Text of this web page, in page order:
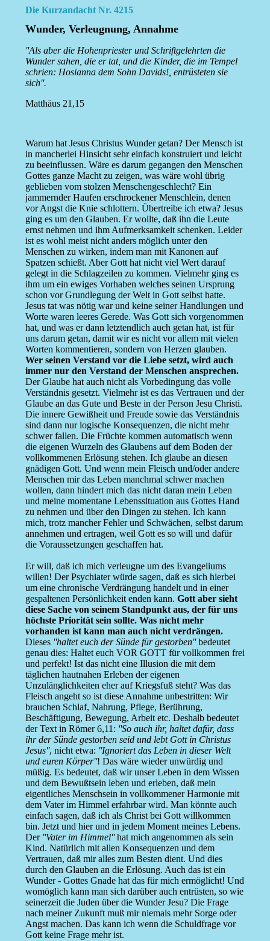
Die Kurzandacht Nr. 4215
Wunder, Verleugnung, Annahme
''Als aber die Hohenpriester und Schriftgelehrten die
Wunder sahen, die er tat, und die Kinder, die im Tempel
schrien: Hosianna dem Sohn Davids!, entrüsteten sie
sich''.
Matthäus 21,15
Warum hat Jesus Christus Wunder getan? Der Mensch ist
in mancherlei Hinsicht sehr einfach konstruiert und leicht
zu beeinflussen. Wäre es darum gegangen den Menschen
Gottes ganze Macht zu zeigen, was wäre wohl übrig
geblieben vom stolzen Menschengeschlecht? Ein
jammernder Haufen erschrockener Menschlein, denen
vor Angst die Knie schlottern. Übertreibe ich etwa? Jesus
ging es um den Glauben. Er wollte, daß ihn die Leute
ernst nehmen und ihm Aufmerksamkeit schenken. Leider
ist es wohl meist nicht anders möglich unter den
Menschen zu wirken, indem man mit Kanonen auf
Spatzen schießt. Aber Gott hat nicht viel Wert darauf
gelegt in die Schlagzeilen zu kommen. Vielmehr ging es
ihm um ein ewiges Vorhaben welches seinen Ursprung
schon vor Grundlegung der Welt in Gott selbst hatte.
Jesus tat was nötig war und keine seiner Handlungen und
Worte waren leeres Gerede. Was Gott sich vorgenommen
hat, und was er dann letztendlich auch getan hat, ist für
uns darum getan, damit wir es nicht vor allem mit vielen
Worten kommentieren, sondern von Herzen glauben.
Wer seinen Verstand vor die Liebe setzt, wird auch
immer nur den Verstand der Menschen ansprechen.
Der Glaube hat auch nicht als Vorbedingung das volle
Verständnis gesetzt. Vielmehr ist es das Vertrauen und der
Glaube an das Gute und Beste in der Person Jesu Christi.
Die innere Gewißheit und Freude sowie das Verständnis
sind dann nur logische Konsequenzen, die nicht mehr
schwer fallen. Die Früchte kommen automatisch wenn
die eigenen Wurzeln des Glaubens auf dem Boden der
vollkommenen Erlösung stehen. Ich glaube an diesen
gnädigen Gott. Und wenn mein Fleisch und/oder andere
Menschen mir das Leben manchmal schwer machen
wollen, dann hindert mich das nicht daran mein Leben
und meine momentane Lebenssituation aus Gottes Hand
zu nehmen und über den Dingen zu stehen. Ich kann
mich, trotz mancher Fehler und Schwächen, selbst darum
annehmen und ertragen, weil Gott es so will und dafür
die Voraussetzungen geschaffen hat.
Er will, daß ich mich verleugne um des Evangeliums
willen! Der Psychiater würde sagen, daß es sich hierbei
um eine chronische Verdrängung handelt und in einer
gespaltenen Persönlichkeit enden kann. Gott aber sieht
diese Sache von seinem Standpunkt aus, der für uns
höchste Priorität sein sollte. Was nicht mehr
vorhanden ist kann man auch nicht verdrängen.
Dieses ''haltet euch der Sünde für gestorben''bedeutet
genau dies: Haltet euch VOR GOTT für vollkommen frei
und perfekt! Ist das nicht eine Illusion die mit dem
täglichen hautnahen Erleben der eigenen
Unzulänglichkeiten eher auf Kriegsfuß steht? Was das
Fleisch angeht so ist diese Annahme unbestritten: Wir
brauchen Schlaf, Nahrung, Pflege, Berührung,
Beschäftigung, Bewegung, Arbeit etc. Deshalb bedeutet
der Text in Römer 6,11: ''So auch ihr, haltet dafür, dass
ihr der Sünde gestorben seid und lebt Gott in Christus
Jesus'', nicht etwa: ''Ignoriert das Leben in dieser Welt
und euren Körper''! Das wäre wieder unwürdig und
müßig. Es bedeutet, daß wir unser Leben in dem Wissen
und dem Bewußtsein leben und erleben, daß mein
eigentliches Menschsein in vollkommener Harmonie mit
dem Vater im Himmel erfahrbar wird. Man könnte auch
einfach sagen, daß ich als Christ bei Gott willkommen
bin. Jetzt und hier und in jedem Moment meines Lebens.
Der ''Vater im Himmel''hat mich angenommen als sein
Kind. Natürlich mit allen Konsequenzen und dem
Vertrauen, daß mir alles zum Besten dient. Und dies
durch den Glauben an die Erlösung. Auch das ist ein
Wunder - Gottes Gnade hat das für mich ermöglicht! Und
womöglich kann man sich darüber auch entrüsten, so wie
seinerzeit die Juden über die Wunder Jesu? Die Frage
nach meiner Zukunft muß mir niemals mehr Sorge oder
Angst machen. Das kann ich wenn die Schuldfrage vor
Gott keine Frage mehr ist.